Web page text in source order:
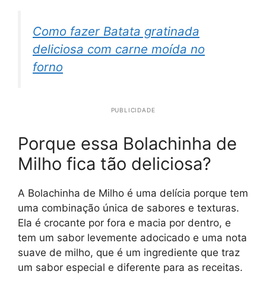
Como fazer Batata gratinada
deliciosa com carne moída no
forno
PUBLICIDADE
Porque essa Bolachinha de
Milho fica tão deliciosa?
A Bolachinha de Milho é uma delícia porque tem
uma combinação única de sabores e texturas.
Ela é crocante por fora e macia por dentro, e
tem um sabor levemente adocicado e uma nota
suave de milho, que é um ingrediente que traz
um sabor especial e diferente para as receitas.